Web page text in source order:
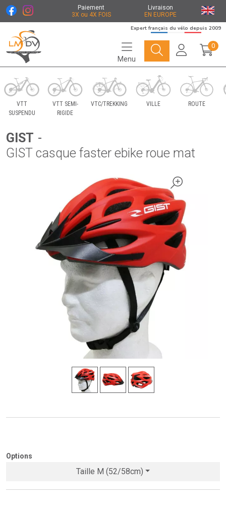
Paiement
3X ou 4X FOIS
Livraison
EN EUROPE
Le Marché du Vélo Votre distributeurs de vélo
Expert français du vélo depuis 2009
Menu
0
VTT
SUSPENDU
VTT SEMI-
RIGIDE
VTC/TREKKING VILLE ROUTE
GIST -
GIST casque faster ebike roue mat
Options
Taille M (52/58cm)